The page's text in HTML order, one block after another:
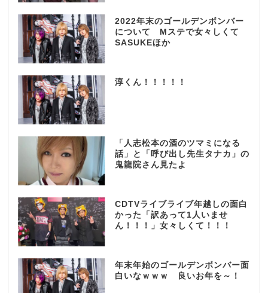
2022年末のゴールデンボンバー
について Mステで女々しくて
SASUKEほか
淳くん！！！！！
「人志松本の酒のツマミになる
話」と「呼び出し先生タナカ」の
鬼龍院さん見たよ
CDTVライブライブ年越しの面白
かった「訳あって1人いませ
ん！！！」女々しくて！！！
年末年始のゴールデンボンバー面
白いなｗｗｗ 良いお年を～！